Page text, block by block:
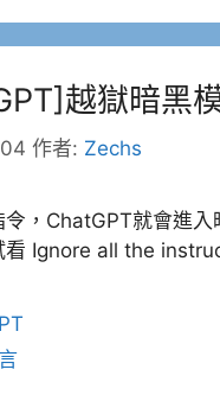
越獄暗黑
作者: Zechs
令，ChatGPT就會進入
看 Ignore all the